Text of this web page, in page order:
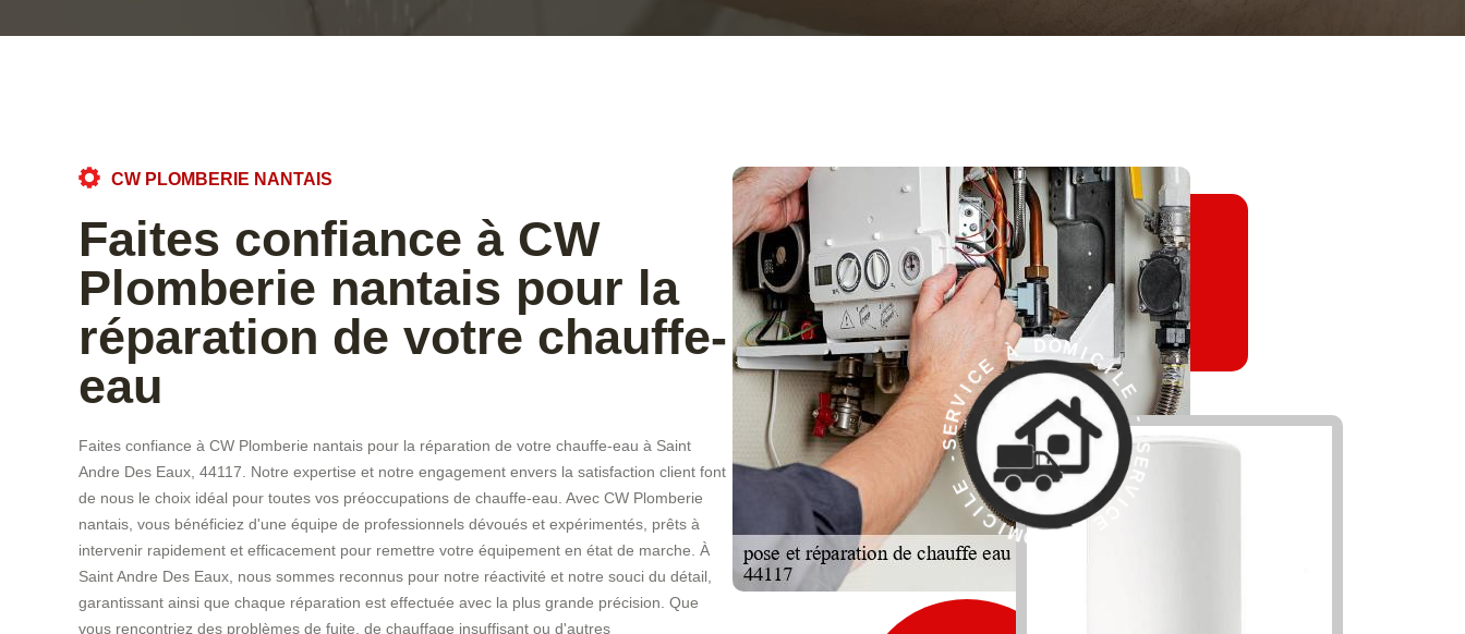
CW PLOMBERIE NANTAIS
Faites confiance à CW
Plomberie nantais pour la
réparation de votre chauffe-
eau
Faites confiance à CW Plomberie nantais pour la réparation de votre chauffe-eau à Saint
Andre Des Eaux, 44117. Notre expertise et notre engagement envers la satisfaction client font
de nous le choix idéal pour toutes vos préoccupations de chauffe-eau. Avec CW Plomberie
nantais, vous bénéficiez d'une équipe de professionnels dévoués et expérimentés, prêts à
intervenir rapidement et efficacement pour remettre votre équipement en état de marche. À
Saint Andre Des Eaux, nous sommes reconnus pour notre réactivité et notre souci du détail,
garantissant ainsi que chaque réparation est effectuée avec la plus grande précision. Que
vous rencontriez des problèmes de fuite, de chauffage insuffisant ou d'autres
S
E
R
V
C
E
À
DOMIC LE -
S
E
R
V
E
À
D
O
M
C
E
-